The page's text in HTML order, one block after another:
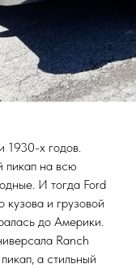
1930-х годов.
на всю
И тогда Ford
и грузовой
до Америки.
Ranch
а стильный